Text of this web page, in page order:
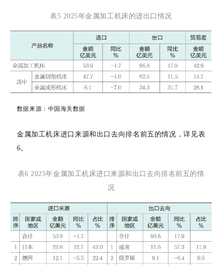
表 5 2025年金属加工机床的进出口情况
数据来源： 中国海关数据
金属加工机床进口来源和出口去向排名前五的情况，详见表
6。
表6 2025年金属加工机床进口来源和出口去向排名前五的情
况